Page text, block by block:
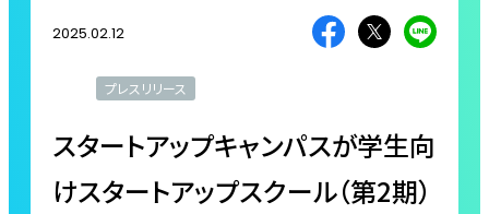
2025.02.12
プレスリリース
スタートアップキャンパスが学生向
けスタートアップスクール（第2期）